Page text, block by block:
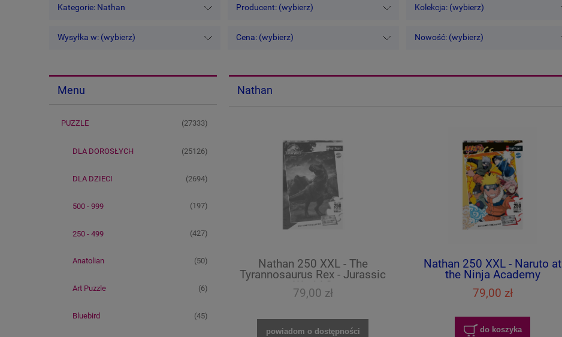
Kategorie: Nathan Producent: (wybierz) Kolekcja: (wybierz)
Wysyłka w: (wybierz) Cena: (wybierz) Nowość: (wybierz)
Menu
PUZZLE (27333)
DLA DOROSŁYCH (25126)
DLA DZIECI (2694)
500 - 999 (197)
250 - 499 (427)
Anatolian (50)
Art Puzzle (6)
Bluebird (45)
Nathan
Nathan 250 XXL - The
Tyrannosaurus Rex - Jurassic
World 3
79,00 zł
powiadom o dostępności
Nathan 250 XXL - Naruto at
the Ninja Academy
79,00 zł
do koszyka